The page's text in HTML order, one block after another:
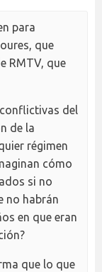
para
que
RMTV, que
del
de la
régimen
cómo
si no
no habrán
en que eran
que lo que